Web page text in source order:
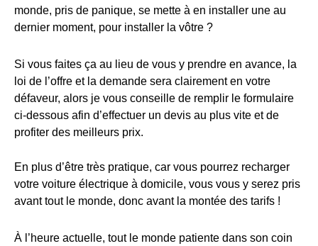
monde, pris de panique, se mette à en installer une au
dernier moment, pour installer la vôtre ?
Si vous faites ça au lieu de vous y prendre en avance, la
loi de l’offre et la demande sera clairement en votre
défaveur, alors je vous conseille de remplir le formulaire
ci-dessous afin d’effectuer un devis au plus vite et de
profiter des meilleurs prix.
En plus d’être très pratique, car vous pourrez recharger
votre voiture électrique à domicile, vous vous y serez pris
avant tout le monde, donc avant la montée des tarifs !
À l’heure actuelle, tout le monde patiente dans son coin